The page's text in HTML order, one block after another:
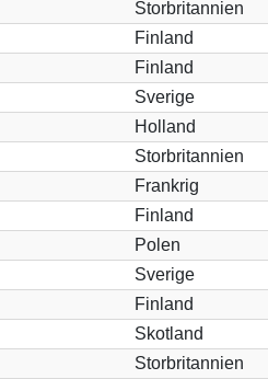
Storbritannien
Finland
Finland
Sverige
Holland
Storbritannien
Frankrig
Finland
Polen
Sverige
Finland
Skotland
Storbritannien